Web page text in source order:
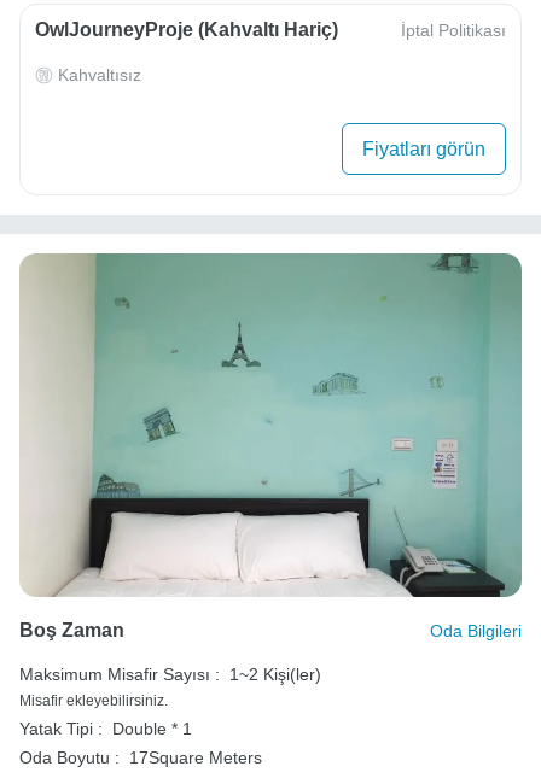
OwlJourneyProje (Kahvaltı Hariç) İptal Politikası
Kahvaltısız
Fiyatları görün
Boş Zaman Oda Bilgileri
Maksimum Misafir Sayısı : 1~2 Kişi(ler)
Misafir ekleyebilirsiniz.
Yatak Tipi :
Double * 1
Oda Boyutu :
17Square Meters